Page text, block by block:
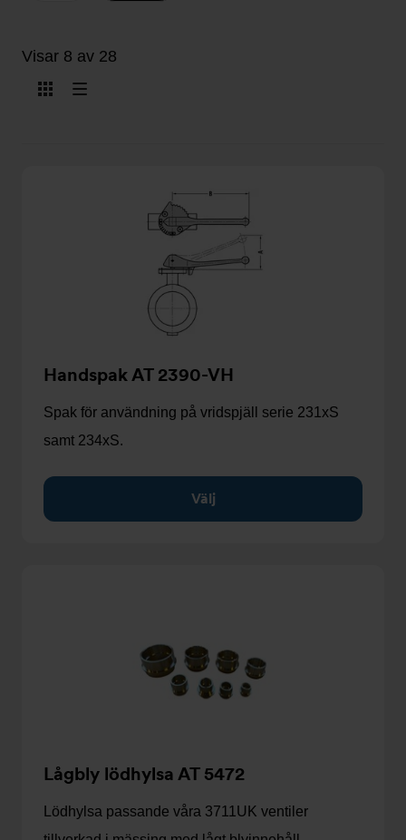
Visar 8 av 28
Visa
Visa
Handspak AT 2390-VH
Spak för användning på vridspjäll serie 231xS
samt 234xS.
Välj
Lågbly lödhylsa AT 5472
Lödhylsa passande våra 3711UK ventiler